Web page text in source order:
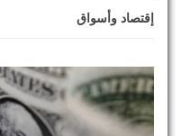
إقتصاد وأسواق